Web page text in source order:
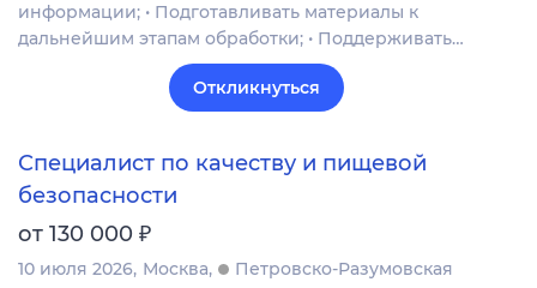
информации; • Подготавливать материалы к
дальнейшим этапам обработки; • Поддерживать…
Откликнуться
Специалист по качеству и пищевой
безопасности
от 130 000 ₽
10 июля 2026 Москва
Петровско-Разумовская